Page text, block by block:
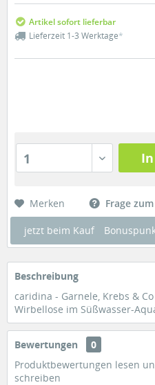
Artikel sofort lieferbar
Lieferzeit 1-3 Werktage*
1
Merken Frage
jetzt beim Kauf
Beschreibung
caridina - Garnele, Krebs &
Wirbellose im Süßwasser-
Bewertungen
0
Produktbewertungen lesen
schreiben